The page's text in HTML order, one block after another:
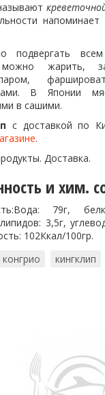
напоминает
подвергать
жарить,
В Японии
в сашими.
с доставкой по
.
Доставка.
и хим.
79г,
3,5г,
102Ккал/100гр.
конгрио кингклип